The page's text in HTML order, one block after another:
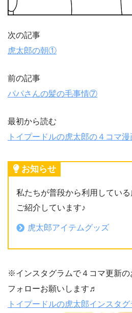
次の記事
虎太郎の朝①
前の記事
パパさんの髪の毛事情⑦
最初から読む
トイプードルの虎太郎の４コマ
お知らせ
私たちが普段から利用してい
ご紹介しています♪
虎太郎アイテムグッズ
※インスタグラムで４コマ更新の
フォローお願いします♬
トイプードルの虎太郎インスタグ